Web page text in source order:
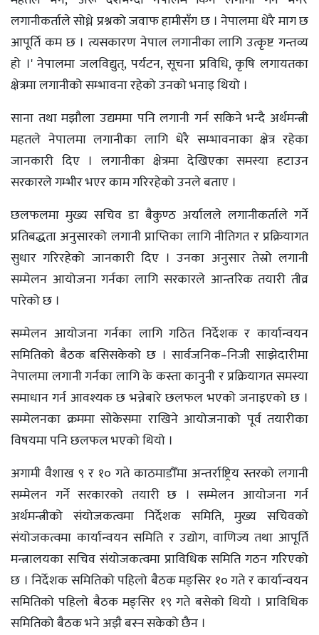
लगानीकर्ताले सोध्ने प्रश्नको जवाफ हामीसँग छ । नेपालमा धेरै माग छ
आपूर्ति कम छ । त्यसकारण नेपाल लगानीका लागि उत्कृष्ट गन्तव्य
हो ।' नेपालमा जलविद्युत्, पर्यटन, सूचना प्रविधि, कृषि लगायतका
क्षेत्रमा लगानीको सम्भावना रहेको उनको भनाइ थियो ।
साना तथा मझौला उद्यममा पनि लगानी गर्न सकिने भन्दै अर्थमन्त्री
महतले नेपालमा लगानीका लागि धेरै सम्भावनाका क्षेत्र रहेका
जानकारी दिए । लगानीका क्षेत्रमा देखिएका समस्या हटाउन
सरकारले गम्भीर भएर काम गरिरहेको उनले बताए ।
छलफलमा मुख्य सचिव डा बैकुण्ठ अर्यालले लगानीकर्ताले गर्ने
प्रतिबद्धता अनुसारको लगानी प्राप्तिका लागि नीतिगत र प्रक्रियागत
सुधार गरिरहेको जानकारी दिए । उनका अनुसार तेस्रो लगानी
सम्मेलन आयोजना गर्नका लागि सरकारले आन्तरिक तयारी तीव्र
पारेको छ ।
सम्मेलन आयोजना गर्नका लागि गठित निर्देशक र कार्यान्वयन
समितिको बैठक बसिसकेको छ । सार्वजनिक–निजी साझेदारीमा
नेपालमा लगानी गर्नका लागि के कस्ता कानुनी र प्रक्रियागत समस्या
समाधान गर्न आवश्यक छ भन्नेबारे छलफल भएको जनाइएको छ ।
सम्मेलनका क्रममा सोकेसमा राखिने आयोजनाको पूर्व तयारीका
विषयमा पनि छलफल भएको थियो ।
अगामी वैशाख ९ र १० गते काठमाडौँमा अन्तर्राष्ट्रिय स्तरको लगानी
सम्मेलन गर्ने सरकारको तयारी छ । सम्मेलन आयोजना गर्न
अर्थमन्त्रीको संयोजकत्वमा निर्देशक समिति, मुख्य सचिवको
संयोजकत्वमा कार्यान्वयन समिति र उद्योग, वाणिज्य तथा आपूर्ति
मन्त्रालयका सचिव संयोजकत्वमा प्राविधिक समिति गठन गरिएको
छ । निर्देशक समितिको पहिलो बैठक मङ्सिर १० गते र कार्यान्वयन
समितिको पहिलो बैठक मङ्सिर १९ गते बसेको थियो । प्राविधिक
समितिको बैठक भने अझै बस्न सकेको छैन ।